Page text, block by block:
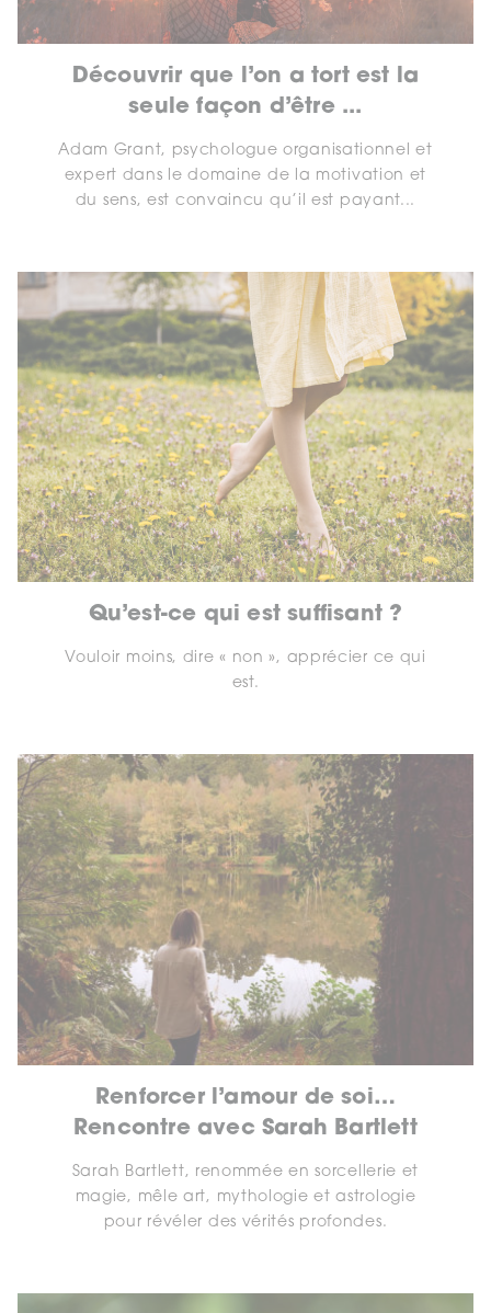
Découvrir que l’on a tort est la
seule façon d’être ...
Adam Grant, psychologue organisationnel et
expert dans le domaine de la motivation et
du sens, est convaincu qu’il est payant...
Qu’est-ce qui est suffisant ?
Vouloir moins, dire « non », apprécier ce qui
est.
Renforcer l’amour de soi…
Rencontre avec Sarah Bartlett
Sarah Bartlett, renommée en sorcellerie et
magie, mêle art, mythologie et astrologie
pour révéler des vérités profondes.